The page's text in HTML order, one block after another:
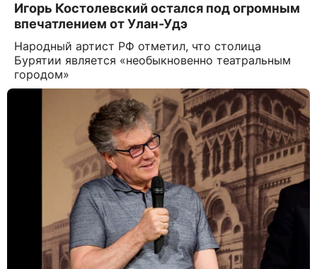
Игорь Костолевский остался под огромным
впечатлением от Улан-Удэ
Народный артист РФ отметил, что столица
Бурятии является «необыкновенно театральным
городом»